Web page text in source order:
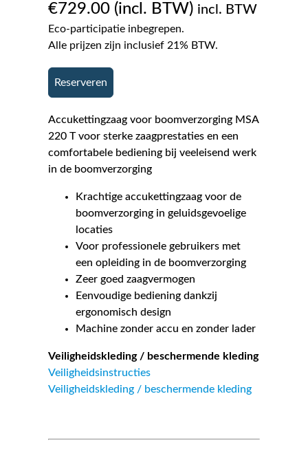
€729.00 incl. BTW
Eco-participatie inbegrepen.
Alle prijzen zijn inclusief 21% BTW.
Reserveren
Accukettingzaag voor boomverzorging MSA
220 T voor sterke zaagprestaties en een
comfortabele bediening bij veeleisend werk
in de boomverzorging
Krachtige accukettingzaag voor de
boomverzorging in geluidsgevoelige
locaties
Voor professionele gebruikers met
een opleiding in de boomverzorging
Zeer goed zaagvermogen
Eenvoudige bediening dankzij
ergonomisch design
Machine zonder accu en zonder lader
Veiligheidskleding / beschermende kleding
Veiligheidsinstructies
Veiligheidskleding / beschermende kleding